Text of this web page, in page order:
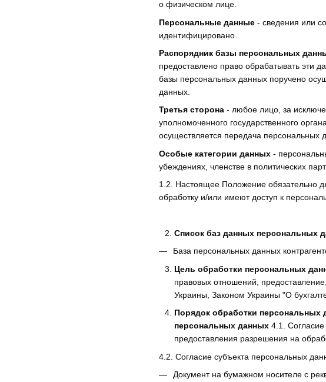
о физическом лице.
Персональные данные - сведения или
идентифицировано.
Распорядник базы персональных
предоставлено право обрабатывать эти
базы персональных данных поручено
данных.
Третья сторона - любое лицо, за
уполномоченного государственного
осуществляется передача персональных
Особые категории данных -
убеждениях, членстве в политических
1.2. Настоящее Положение обязательно
обработку и/или имеют доступ к
Список баз данных персональных
База персональных данных
Цель обработки персональных
правовых отношений,
Украины, Законом Украины "О
Порядок обработки персональных
персональных данных 4.1.
предоставления разрешения на
4.2. Согласие субъекта персональных
Документ на бумажном носителе с